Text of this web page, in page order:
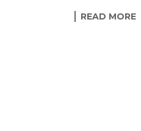
READ MORE